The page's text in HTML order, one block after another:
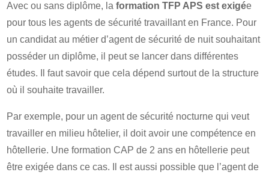
Avec ou sans diplôme, laformation TFP APS est exigée
pour tous les agents de sécurité travaillant en France. Pour
un candidat au métier d’agent de sécurité de nuit souhaitant
posséder un diplôme, il peut se lancer dans différentes
études. Il faut savoir que cela dépend surtout de la structure
où il souhaite travailler.
Par exemple, pour un agent de sécurité nocturne qui veut
travailler en milieu hôtelier, il doit avoir une compétence en
hôtellerie. Une formation CAP de 2 ans en hôtellerie peut
être exigée dans ce cas. Il est aussi possible que l’agent de